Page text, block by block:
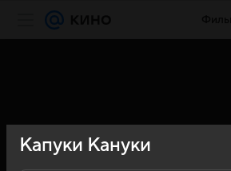
Капуки Кануки